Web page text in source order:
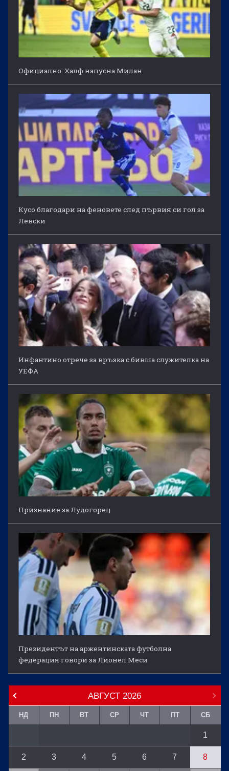
Официално: Халф напусна Милан
Кусо благодари на феновете след първия си гол за
Левски
Инфантино отрече за връзка с бивша служителка на
УЕФА
Признание за Лудогорец
Президентът на аржентинската футболна
федерация говори за Лионел Меси
АВГУСТ 2026
НД ПН ВТ СР ЧТ ПТ СБ
1
2 3 4 5 6 7 8